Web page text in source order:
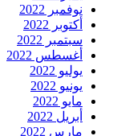
نوفمبر 2022
أكتوبر 2022
سبتمبر 2022
أغسطس 2022
يوليو 2022
يونيو 2022
مايو 2022
أبريل 2022
مارس 2022